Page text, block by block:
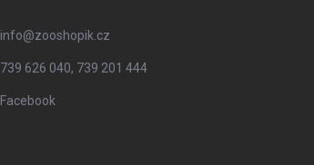
info@zooshopik.cz
739 626 040, 739 201 444
Facebook